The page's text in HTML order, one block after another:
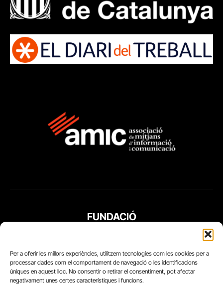
Per a oferir les millors experiències, utilitzem tecnologies com les cookies per a
processar dades com el comportament de navegació o les identificacions
úniques en aquest lloc. No consentir o retirar el consentiment, pot afectar
negativament unes certes característiques i funcions.
FUNDACIÓ